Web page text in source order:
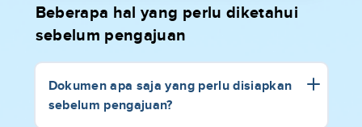
Beberapa hal yang perlu diketahui
sebelum pengajuan
Dokumen apa saja yang perlu disiapkan
sebelum pengajuan?